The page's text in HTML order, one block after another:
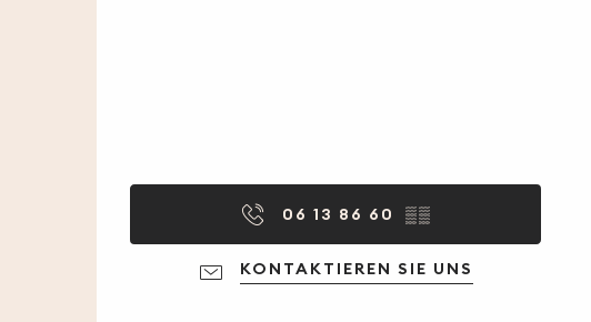
06 13 86 60 ▒▒
KONTAKTIEREN SIE UNS